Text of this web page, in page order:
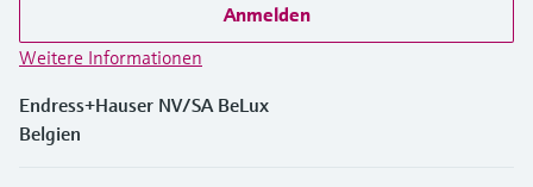
Anmelden
Weitere Informationen
Endress+Hauser NV/SA BeLux
Belgien